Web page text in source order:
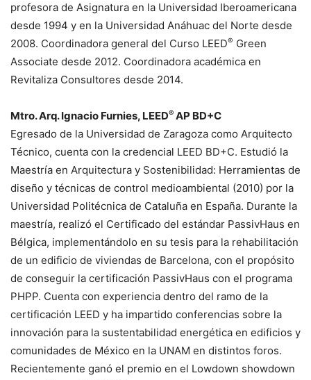
profesora de Asignatura en la Universidad Iberoamericana
desde 1994 y en la Universidad Anáhuac del Norte desde
2008. Coordinadora general del Curso LEED® Green
Associate desde 2012. Coordinadora académica en
Revitaliza Consultores desde 2014.
Mtro. Arq. Ignacio Furnies, LEED® AP BD+C
Egresado de la Universidad de Zaragoza como Arquitecto
Técnico, cuenta con la credencial LEED BD+C. Estudió la
Maestría en Arquitectura y Sostenibilidad: Herramientas de
diseño y técnicas de control medioambiental (2010) por la
Universidad Politécnica de Cataluña en España. Durante la
maestría, realizó el Certificado del estándar PassivHaus en
Bélgica, implementándolo en su tesis para la rehabilitación
de un edificio de viviendas de Barcelona, con el propósito
de conseguir la certificación PassivHaus con el programa
PHPP. Cuenta con experiencia dentro del ramo de la
certificación LEED y ha impartido conferencias sobre la
innovación para la sustentabilidad energética en edificios y
comunidades de México en la UNAM en distintos foros.
Recientemente ganó el premio en el Lowdown showdown